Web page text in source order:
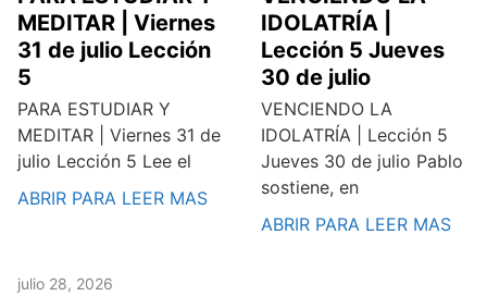
MEDITAR | Viernes
31 de julio Lección
5
PARA ESTUDIAR Y
MEDITAR | Viernes 31 de
julio Lección 5 Lee el
ABRIR PARA LEER MAS
IDOLATRÍA |
Lección 5 Jueves
30 de julio
VENCIENDO LA
IDOLATRÍA | Lección 5
Jueves 30 de julio Pablo
sostiene, en
ABRIR PARA LEER MAS
julio 28, 2026